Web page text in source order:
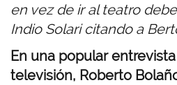
en vez de ir al teatro
Indio Solari citando a
En una popular
televisión, Roberto